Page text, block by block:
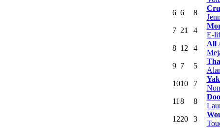
6 6 8
7 21 4
E-
8 12 4
All
9 7 5
1010 7
11 8 8
1220 3